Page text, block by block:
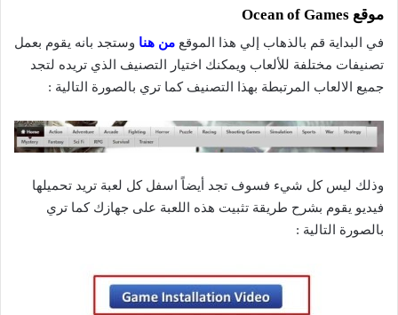
موقع Ocean of Games
في البداية قم بالذهاب إلي هذا الموقع من هنا وستجد بانه يقوم بعمل
تصنيفات مختلفة للألعاب ويمكنك اختيار التصنيف الذي تريده لتجد
جميع الالعاب المرتبطة بهذا التصنيف كما تري بالصورة التالية :
وذلك ليس كل شيء فسوف تجد أيضاً اسفل كل لعبة تريد تحميلها
فيديو يقوم بشرح طريقة تثبيت هذه اللعبة على جهازك كما تري
بالصورة التالية :